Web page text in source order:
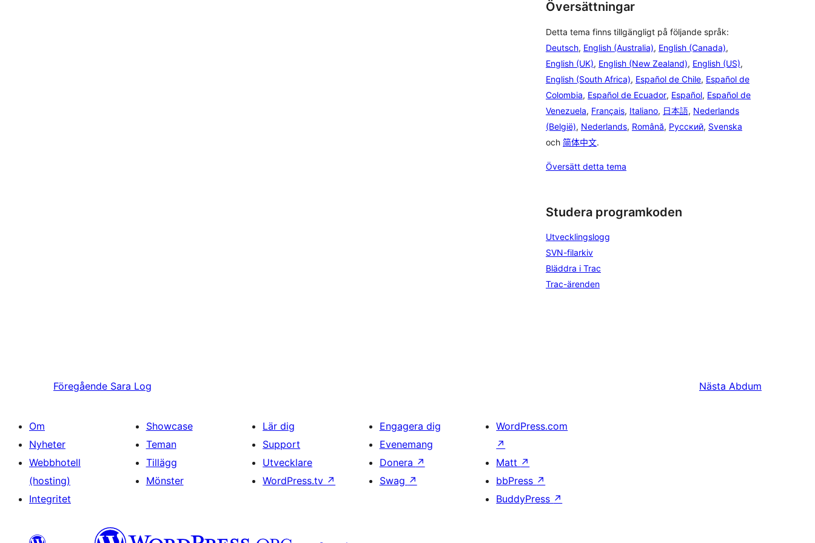
Översättningar
Detta tema finns tillgängligt på följande språk:
Deutsch, English (Australia), English (Canada),
English (UK), English (New Zealand), English (US),
English (South Africa), Español de Chile, Español de
Colombia, Español de Ecuador, Español, Español de
Venezuela, Français, Italiano, 日本語, Nederlands
(België), Nederlands, Română, Русский, Svenska
och 简体中文.
Översätt detta tema
Studera programkoden
Utvecklingslogg
SVN-filarkiv
Bläddra i Trac
Trac-ärenden
Föregående Sara Log Nästa Abdum
Om
Nyheter
Webbhotell
(hosting)
Integritet
Showcase
Teman
Tillägg
Mönster
Lär dig
Support
Utvecklare
WordPress.tv ↗
Engagera dig
Evenemang
Donera ↗
Swag ↗
WordPress.com
↗
Matt ↗
bbPress ↗
BuddyPress ↗